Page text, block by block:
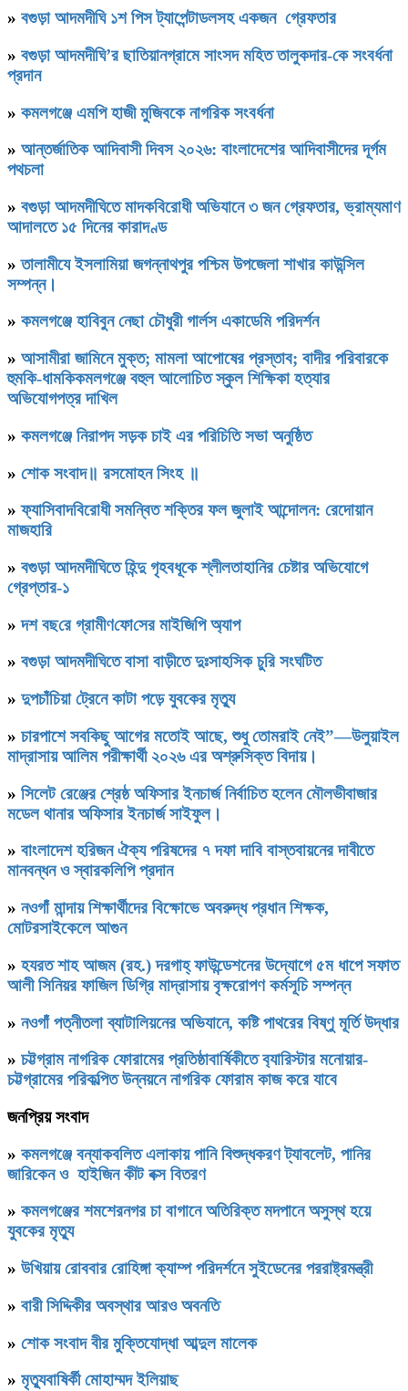
» বগুড়া আদমদীঘি ১শ পিস ট্যাপেন্টাডলসহ একজন গ্রেফতার
» বগুড়া আদমদীঘি’র ছাতিয়ানগ্রামে সাংসদ মহিত তালুকদার-কে সংবর্ধনা
প্রদান
» কমলগঞ্জে এমপি হাজী মুজিবকে নাগরিক সংবর্ধনা
» আন্তর্জাতিক আদিবাসী দিবস ২০২৬: বাংলাদেশের আদিবাসীদের দূর্গম
পথচলা
» বগুড়া আদমদীঘিতে মাদকবিরোধী অভিযানে ৩ জন গ্রেফতার, ভ্রাম্যমাণ
আদালতে ১৫ দিনের কারাদণ্ড
»‎তালামীযে ইসলামিয়া জগন্নাথপুর পশ্চিম উপজেলা শাখার কাউন্সিল
সম্পন্ন।
» কমলগঞ্জে হাবিবুন নেছা চৌধুরী গার্লস একাডেমি পরিদর্শন
» আসামীরা জামিনে মুক্ত; মামলা আপোষের প্রস্তাব; বাদীর পরিবারকে
হুমকি-ধামকিকমলগঞ্জে বহুল আলোচিত স্কুল শিক্ষিকা হত্যার
অভিযোগপত্র দাখিল
» কমলগঞ্জে নিরাপদ সড়ক চাই এর পরিচিতি সভা অনুষ্ঠিত
» শোক সংবাদ॥ রসমোহন সিংহ ॥
»ফ্যাসিবাদবিরোধী সমন্বিত শক্তির ফল জুলাই আন্দোলন: রেদোয়ান
মাজহারি
» বগুড়া আদমদীঘিতে হিন্দু গৃহবধূকে শ্লীলতাহানির চেষ্টার অভিযোগে
গ্রেপ্তার-১
»দশ বছ‌রে গ্রামীণ‌ফো‌সের মাইজিপি অ্যাপ
» বগুড়া আদমদীঘিতে বাসা বাড়ীতে দুঃসাহসিক চুরি সংঘটিত
» দুপচাঁচিয়া ট্রেনে কাটা পড়ে যুবকের মৃত্যু
» চারপাশে সবকিছু আগের মতোই আছে, শুধু তোমরাই নেই”—উলুয়াইল
মাদ্রাসায় আলিম পরীক্ষার্থী ২০২৬ এর অশ্রুসিক্ত বিদায়।
» সিলেট রেঞ্জের শ্রেষ্ঠ অফিসার ইনচার্জ নির্বাচিত হলেন মৌলভীবাজার
মডেল থানার অফিসার ইনচার্জ সাইফুল।
» বাংলাদেশ হরিজন ঐক্য পরিষদের ৭ দফা দাবি বাস্তবায়নের দাবীতে
মানবন্ধন ও স্বারকলিপি প্রদান
» নওগাঁ মান্দায় শিক্ষার্থীদের বিক্ষোভে অবরুদ্ধ প্রধান শিক্ষক,
মোটরসাইকেলে আগুন
» হযরত শাহ আজম (রহ.) দরগাহ্ ফাউন্ডেশনের উদ্যোগে ৫ম ধাপে সফাত
আলী সিনিয়র ফাজিল ডিগ্রি মাদ্রাসায় বৃক্ষরোপণ কর্মসূচি সম্পন্ন
» নওগাঁ পত্নীতলা ব্যাটালিয়নের অভিযানে, কষ্টি পাথরের বিষ্ণু মূর্তি উদ্ধার
» চট্টগ্রাম নাগরিক ফোরামের প্রতিষ্ঠাবার্ষিকীতে ব‍্যারিস্টার মনোয়ার-
চট্টগ্রামের পরিকল্পিত উন্নয়নে নাগরিক ফোরাম কাজ করে যাবে
জনপ্রিয় সংবাদ
» কমলগঞ্জে বন্যাকবলিত এলাকায় পানি বিশুদ্ধকরণ ট্যাবলেট, পানির
জারিকেন ও হাইজিন কীট বক্স বিতরণ
» কমলগঞ্জের শমশেরনগর চা বাগানে অতিরিক্ত মদপানে অসুস্থ হয়ে
যুবকের মৃত্যু
» উখিয়ায় রোববার রোহিঙ্গা ক্যাম্প পরিদর্শনে সুইডেনের পররাষ্ট্রমন্ত্রী
» বারী সিদ্দিকীর অবস্থার আরও অবনতি
» শোক সংবাদ বীর মুক্তিযোদ্ধা আব্দুল মালেক
» মৃত্যুবাষির্কী মোহাম্মদ ইলিয়াছ